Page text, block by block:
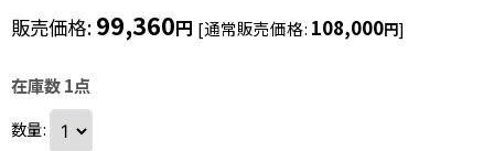
販売価格: 99,360円 [通常販売価格: 108,000円]
在庫数 1点
数量: